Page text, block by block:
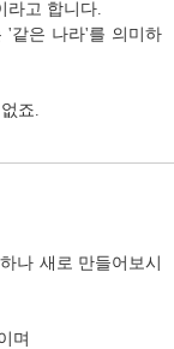
고 합니다.
'같은 나라'를 의미하
죠.
나 새로 만들어보시
며